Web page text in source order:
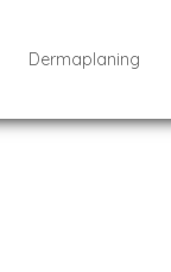
Dermaplaning